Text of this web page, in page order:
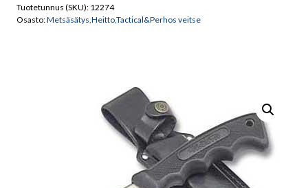
määrä
Tuotetunnus (SKU): 12274
Osasto:Metsäsätys,Heitto,Tactical&Perhos veitse